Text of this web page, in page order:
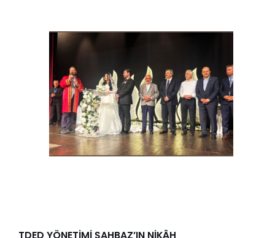
TDED YÖNETİMİ ŞAHBAZ’IN NİKÂH